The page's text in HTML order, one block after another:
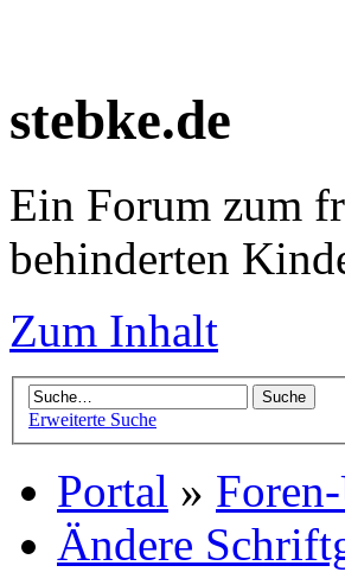
stebke.de
Ein Forum zum
behinderten
Zum Inhalt
Erweiterte Suche
Portal »
Ändere